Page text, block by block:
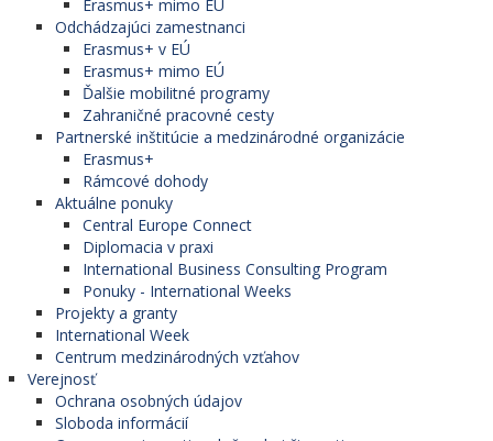
Erasmus+ mimo EÚ
Odchádzajúci zamestnanci
Erasmus+ v EÚ
Erasmus+ mimo EÚ
Ďalšie mobilitné programy
Zahraničné pracovné cesty
Partnerské inštitúcie a medzinárodné organizácie
Erasmus+
Rámcové dohody
Aktuálne ponuky
Central Europe Connect
Diplomacia v praxi
International Business Consulting Program
Ponuky - International Weeks
Projekty a granty
International Week
Centrum medzinárodných vzťahov
Verejnosť
Ochrana osobných údajov
Sloboda informácií